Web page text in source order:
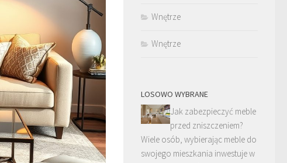
Wnętrze
Wnętrze
LOSOWO WYBRANE
Jak zabezpieczyć meble
przed zniszczeniem?
Wiele osób, wybierając meble do
swojego mieszkania inwestuje w